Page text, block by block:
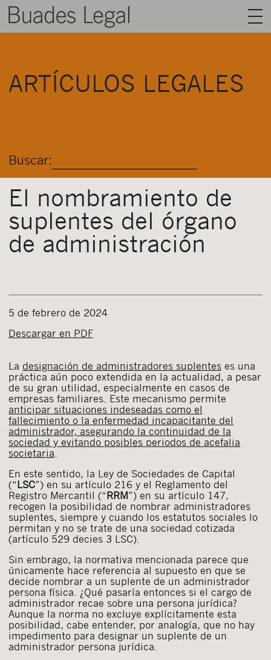
ÁREAS
CONTACTO
ESPAÑOL
ARTÍCULOS LEGALES
Buscar:
El nombramiento de
suplentes del órgano
de administración
5 de febrero de 2024
Descargar en PDF
La designación de administradores suplentes es una
práctica aún poco extendida en la actualidad, a pesar
de su gran utilidad, especialmente en casos de
empresas familiares. Este mecanismo permite
anticipar situaciones indeseadas como el
fallecimiento o la enfermedad incapacitante del
administrador, asegurando la continuidad de la
sociedad y evitando posibles periodos de acefalia
societaria.
En este sentido, la Ley de Sociedades de Capital
(“LSC”) en su artículo 216 y el Reglamento del
Registro Mercantil (“RRM”) en su artículo 147,
recogen la posibilidad de nombrar administradores
suplentes, siempre y cuando los estatutos sociales lo
permitan y no se trate de una sociedad cotizada
(artículo 529 decies 3 LSC).
Sin embrago, la normativa mencionada parece que
únicamente hace referencia al supuesto en que se
decide nombrar a un suplente de un administrador
persona física. ¿Qué pasaría entonces si el cargo de
administrador recae sobre una persona jurídica?
Aunque la norma no excluye explícitamente esta
posibilidad, cabe entender, por analogía, que no hay
impedimento para designar un suplente de un
administrador persona jurídica.